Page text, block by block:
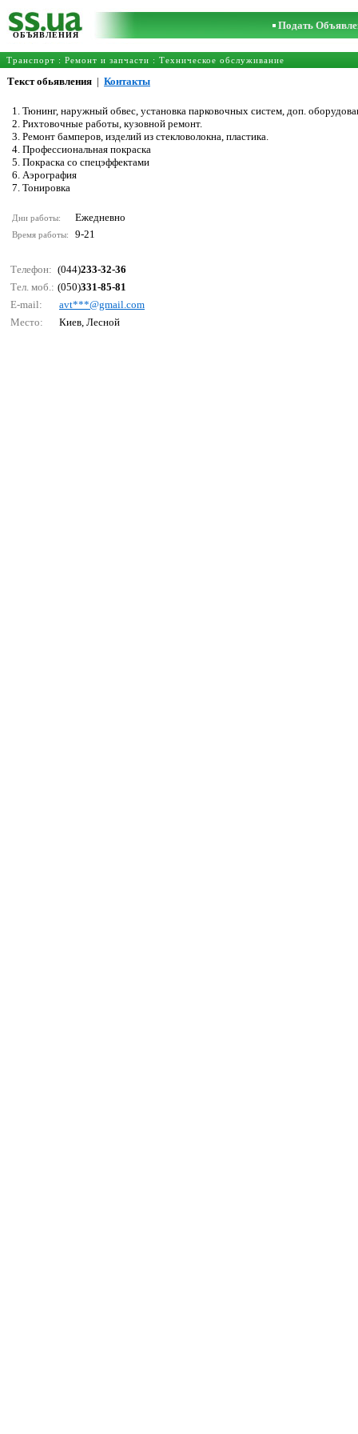
ОБЪЯВЛЕНИЯ
Подать
Транспорт : Ремонт и запчасти : Техническое обслуживание
Текст обьявления | Контакты
1. Тюнинг, наружный обвес, установка парковочных систем, доп.
2. Рихтовочные работы, кузовной ремонт.
3. Ремонт бамперов, изделий из стекловолокна, пластика.
4. Профессиональная покраска
5. Покраска со спецэффектами
6. Аэрография
7. Тонировка
Дни работы: Ежедневно
Время работы: 9-21
Телефон: (044)233-32-36
Тел. моб.: (050)331-85-81
E-mail:
аvt***@gmаil.соm
Место:
Киев, Лесной